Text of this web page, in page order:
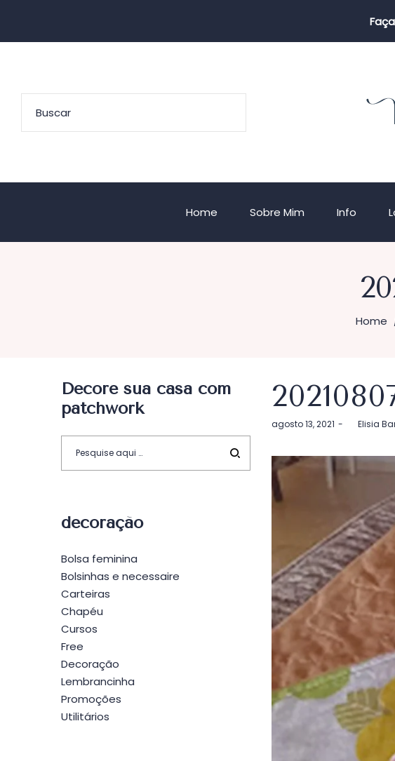
Home Sobre Mim Info
Home
Postado
agosto 13, 2021 byElisia
Decore sua casa com
patchwork
decoração
Bolsa feminina
Bolsinhas e necessaire
Carteiras
Chapéu
Cursos
Free
Decoração
Lembrancinha
Promoções
Utilitários